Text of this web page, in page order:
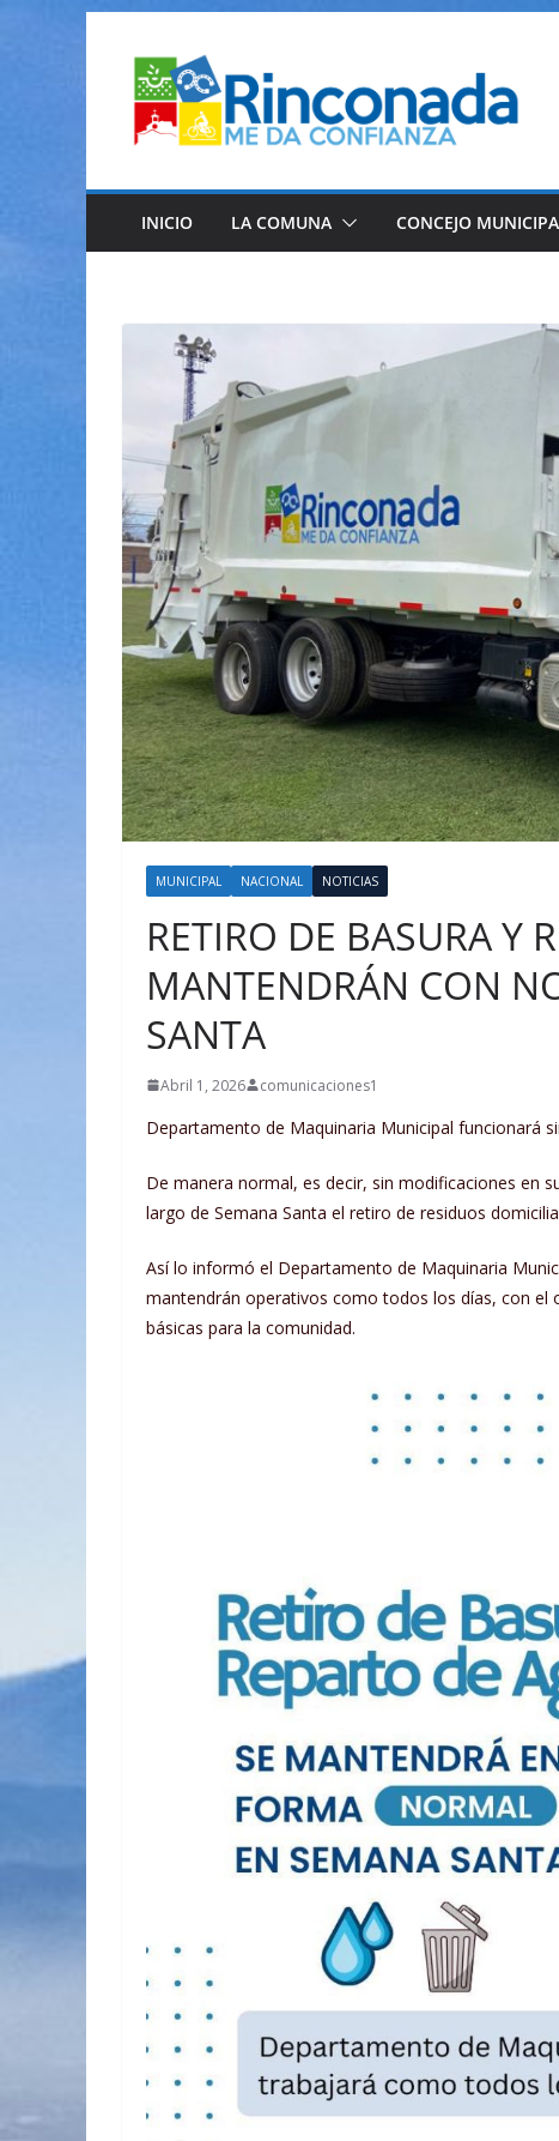
contenido
INICIO LA COMUNA CONCEJO
MUNICIPAL NACIONAL NOTICIAS
RETIRO DE BASURA Y
MANTENDRÁN CON
SANTA
Abril 1, 2026 comunicaciones1
Departamento de Maquinaria Municipal funcionará
De manera normal, es decir, sin modificaciones en
largo de Semana Santa el retiro de residuos
Así lo informó el Departamento de Maquinaria
mantendrán operativos como todos los días, con el
básicas para la comunidad.